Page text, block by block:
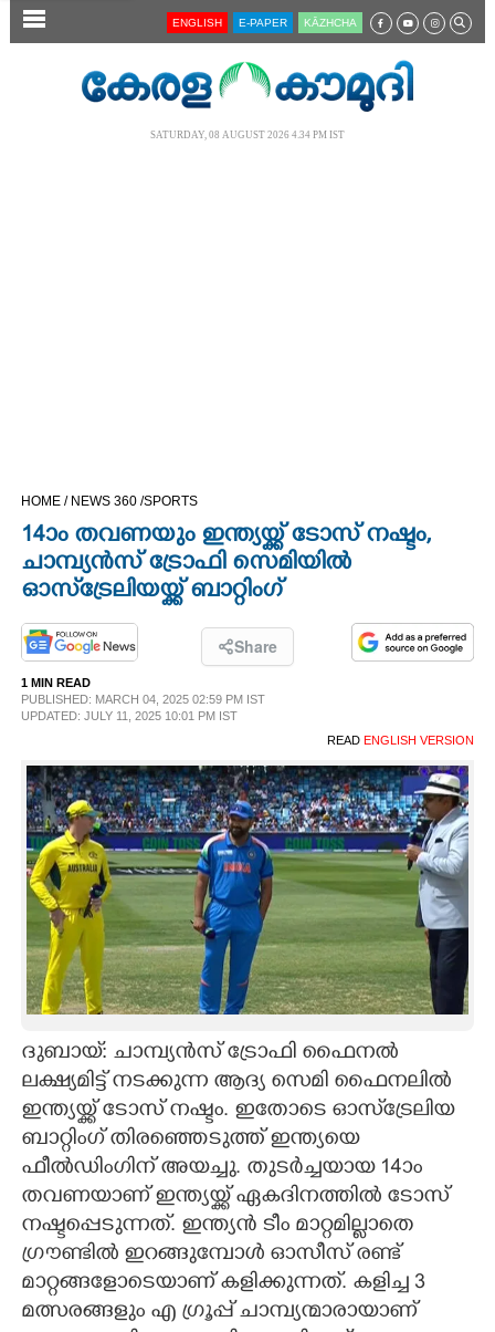
SECTIONS
OPINION
PHOTOS
LIFESTYLE
SPIRITUAL
INFO+
ART
ASTRO
LITERATURE
ZOOM
CONTACT US
ENGLISH E-PAPER KĀZHCHA
SATURDAY, 08 AUGUST 2026 4.34 PM IST
HOME / NEWS 360 /SPORTS
14ാം തവണയും ഇന്ത്യയ്ക്ക് ടോസ് നഷ്ടം,
ചാമ്പ്യൻസ് ട്രോഫി സെമിയിൽ
ഓസ്‌ട്രേലിയയ്ക്ക് ബാറ്റിംഗ്
Share
1 MIN READ
PUBLISHED: MARCH 04, 2025 02:59 PM IST
UPDATED: JULY 11, 2025 10:01 PM IST
READ ENGLISH VERSION
ദുബായ്: ചാമ്പ്യൻസ് ട്രോഫി ഫൈനൽ
ലക്ഷ്യമിട്ട് നടക്കുന്ന ആദ്യ സെമി ഫൈനലിൽ
ഇന്ത്യയ്ക്ക് ടോസ് നഷ്ടം. ഇതോടെ ഓസ്‌ട്രേലിയ
ബാറ്റിംഗ് തിരഞ്ഞെടുത്ത് ഇന്ത്യയെ
ഫീൽഡിംഗിന് അയച്ചു. തുടർച്ചയായ 14ാം
തവണയാണ് ഇന്ത്യയ്ക്ക് ഏകദിനത്തിൽ ടോസ്
നഷ്ടപ്പെടുന്നത്. ഇന്ത്യൻ ടീം മാറ്റമില്ലാതെ
ഗ്രൗണ്ടിൽ ഇറങ്ങുമ്പോൾ ഓസീസ് രണ്ട്
മാറ്റങ്ങളോടെയാണ് കളിക്കുന്നത്. കളിച്ച 3
മത്സരങ്ങളും എ ഗ്രൂപ്പ് ചാമ്പ്യന്മാരായാണ്